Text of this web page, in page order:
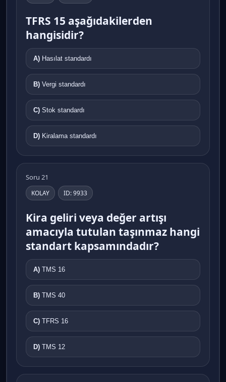
TFRS 15 aşağıdakilerden
hangisidir?
A) Hasılat standardı
B) Vergi standardı
C) Stok standardı
D) Kiralama standardı
Soru 21
KOLAY ID: 9933
Kira geliri veya değer artışı
amacıyla tutulan taşınmaz hangi
standart kapsamındadır?
A) TMS 16
B) TMS 40
C) TFRS 16
D) TMS 12